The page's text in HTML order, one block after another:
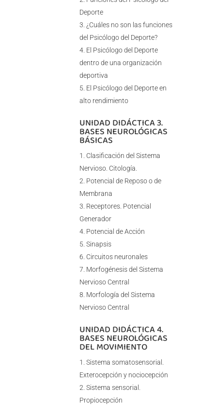
Deporte
¿Cuáles no son las funciones
del Psicólogo del Deporte?
El Psicólogo del Deporte
dentro de una organización
deportiva
El Psicólogo del Deporte en
alto rendimiento
UNIDAD DIDÁCTICA 3.
BASES NEUROLÓGICAS
BÁSICAS
Clasificación del Sistema
Nervioso. Citología.
Potencial de Reposo o de
Membrana
Receptores. Potencial
Generador
Potencial de Acción
Sinapsis
Circuitos neuronales
Morfogénesis del Sistema
Nervioso Central
Morfología del Sistema
Nervioso Central
UNIDAD DIDÁCTICA 4.
BASES NEUROLÓGICAS
DEL MOVIMIENTO
Sistema somatosensorial.
Exterocepción y nociocepción
Sistema sensorial.
Propiocepción